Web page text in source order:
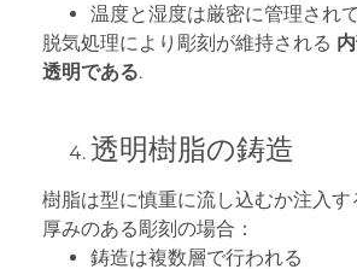
温度と湿度は厳密に管理され
脱気処理により彫刻が維持される
透明である.
透明樹脂の鋳造
樹脂は型に慎重に流し込むか注入す
厚みのある彫刻の場合：
鋳造は複数層で行われる